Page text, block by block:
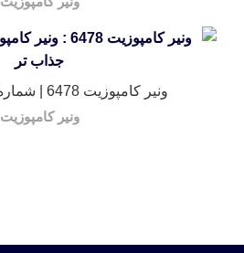
ونیر کامپوزیت 6478 | شماره پرونده : 6478
ونیر کامپوزیت